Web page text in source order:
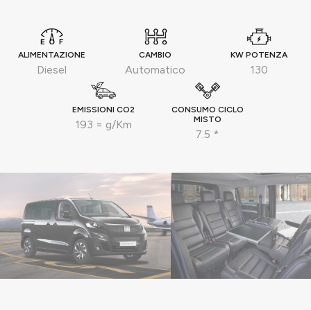
ALIMENTAZIONE
Diesel
CAMBIO
Automatico
KW POTENZA
130
EMISSIONI CO2
193 = g/Km
CONSUMO CICLO
MISTO
7.5 *